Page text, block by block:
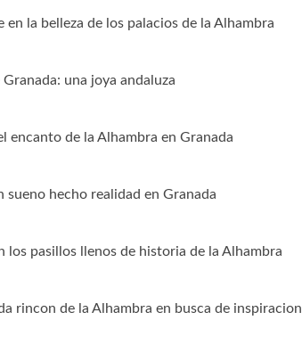
en la belleza de los palacios de la Alhambra
una joya andaluza
encanto de la Alhambra en Granada
sueno hecho realidad en Granada
los pasillos llenos de historia de la Alhambra
rincon de la Alhambra en busca de inspiracion